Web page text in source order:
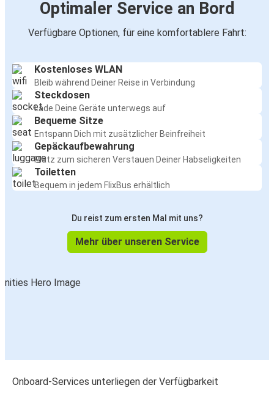
Optimaler Service an Bord
Verfügbare Optionen, für eine komfortablere Fahrt:
Kostenloses WLAN
Bleib während Deiner Reise in Verbindung
Steckdosen
Lade Deine Geräte unterwegs auf
Bequeme Sitze
Entspann Dich mit zusätzlicher Beinfreiheit
Gepäckaufbewahrung
Platz zum sicheren Verstauen Deiner Habseligkeiten
Toiletten
Bequem in jedem FlixBus erhältlich
Du reist zum ersten Mal mit uns?
Mehr über unseren Service
Onboard-Services unterliegen der Verfügbarkeit